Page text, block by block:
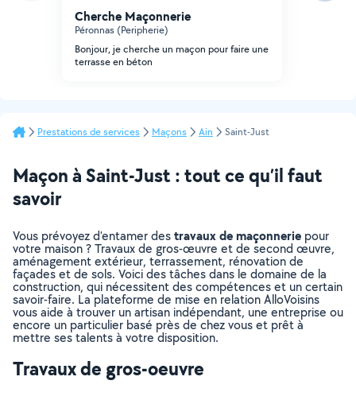
Cherche Maçonnerie
Péronnas (Peripherie)
Bonjour, je cherche un maçon pour faire une
terrasse en béton
Prestations de services Maçons Ain Saint-Just
Maçon à Saint-Just : tout ce qu’il faut
savoir
Vous prévoyez d’entamer destravaux de maçonnerie pour
votre maison ? Travaux de gros-œuvre et de second œuvre,
aménagement extérieur, terrassement, rénovation de
façades et de sols. Voici des tâches dans le domaine de la
construction, qui nécessitent des compétences et un certain
savoir-faire. La plateforme de mise en relation AlloVoisins
vous aide à trouver un artisan indépendant, une entreprise ou
encore un particulier basé près de chez vous et prêt à
mettre ses talents à votre disposition.
Travaux de gros-oeuvre